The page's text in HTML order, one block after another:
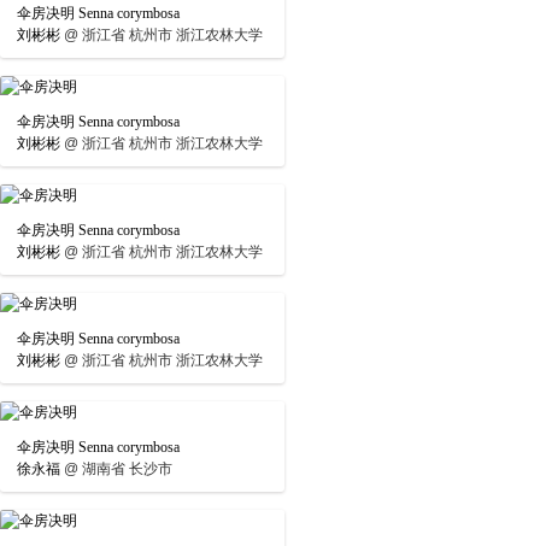
伞房决明 Senna corymbosa
刘彬彬 @ 浙江省 杭州市 浙江农林大学
伞房决明 Senna corymbosa
刘彬彬 @ 浙江省 杭州市 浙江农林大学
伞房决明 Senna corymbosa
刘彬彬 @ 浙江省 杭州市 浙江农林大学
伞房决明 Senna corymbosa
刘彬彬 @ 浙江省 杭州市 浙江农林大学
伞房决明 Senna corymbosa
徐永福 @ 湖南省 长沙市